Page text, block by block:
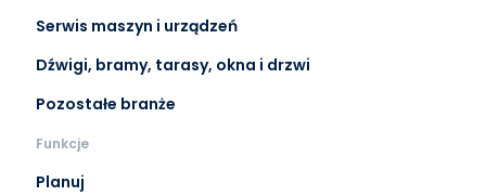
Serwis maszyn i urządzeń
Dźwigi, bramy, tarasy, okna i drzwi
Pozostałe branże
Funkcje
Planuj